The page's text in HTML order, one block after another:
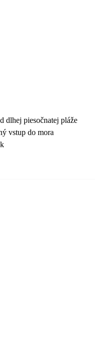
dlhej piesočnatej pláže
vstup do mora